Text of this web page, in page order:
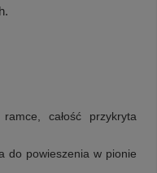
całość przykryta
do powieszenia w pionie